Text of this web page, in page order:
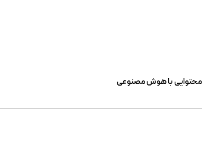
محتوایی با هوش مصنوعی